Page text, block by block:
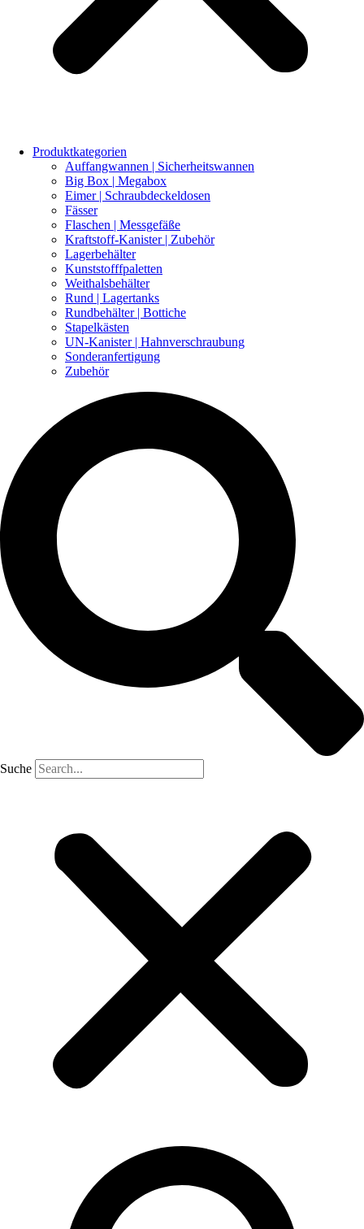
Produktkategorien
Auffangwannen | Sicherheitswannen
Big Box | Megabox
Eimer | Schraubdeckeldosen
Fässer
Flaschen | Messgefäße
Kraftstoff-Kanister | Zubehör
Lagerbehälter
Kunststofffpaletten
Weithalsbehälter
Rund | Lagertanks
Rundbehälter | Bottiche
Stapelkästen
UN-Kanister | Hahnverschraubung
Sonderanfertigung
Zubehör
Suche